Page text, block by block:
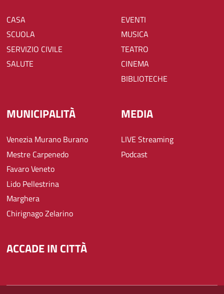
CASA
SCUOLA
SERVIZIO CIVILE
SALUTE
EVENTI
MUSICA
TEATRO
CINEMA
BIBLIOTECHE
MUNICIPALITÀ
Venezia Murano Burano
Mestre Carpenedo
Favaro Veneto
Lido Pellestrina
Marghera
Chirignago Zelarino
MEDIA
LIVE Streaming
Podcast
ACCADE IN CITTÀ